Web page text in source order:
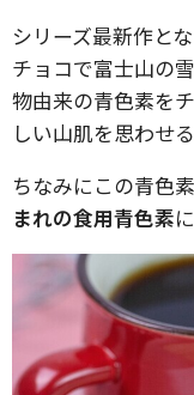
シリーズ最新作と
チョコで富士山の
物由来の青色素を
しい山肌を思わせ
ちなみにこの青色
まれの食用青色素